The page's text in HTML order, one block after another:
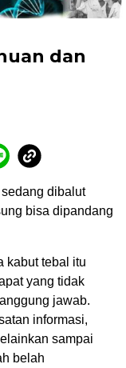
dan
dibalut
bisa dipandang
kabut tebal itu
yang tidak
jawab.
informasi,
sampai
belah